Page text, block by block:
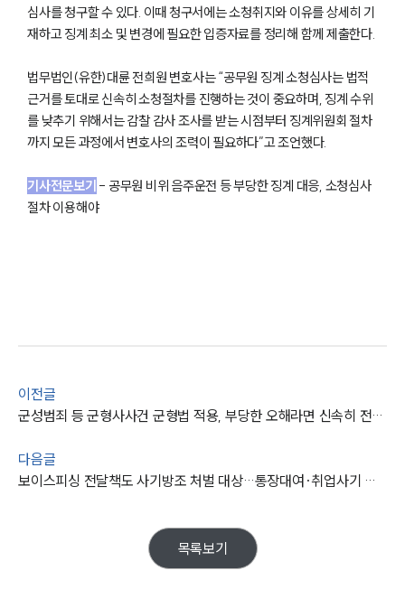
글로벌 파트너 로펌
고객의 소리
주요 업무사례
사례분석/최신동향
심사를 청구할 수 있다. 이때 청구서에는 소청취지와 이유를 상세히 기
재하고 징계 최소 및 변경에 필요한 입증자료를 정리해 함께 제출한다.
법무법인(유한)대륜 전희원 변호사는 “공무원 징계 소청심사는 법적
근거를 토대로 신속히 소청절차를 진행하는 것이 중요하며, 징계 수위
를 낮추기 위해서는 감찰 감사 조사를 받는 시점부터 징계위원회 절차
까지 모든 과정에서 변호사의 조력이 필요하다”고 조언했다.
기사전문보기 - 공무원 비위 음주운전 등 부당한 징계 대응, 소청심사
절차 이용해야
이전글
군성범죄 등 군형사사건 군형법 적용, 부당한 오해라면 신속히 전문적 대응해야
다음글
보이스피싱 전달책도 사기방조 처벌 대상…통장대여·취업사기 등 주의해야
목록보기